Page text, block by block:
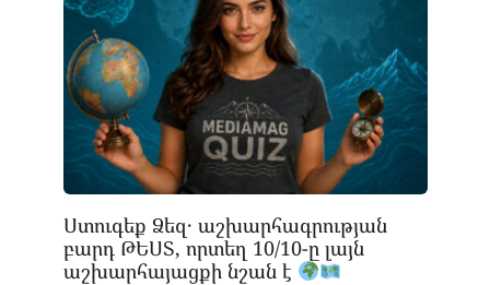
Ստուգեք Ձեզ․ աշխարհագրության
բարդ ԹԵՍՏ, որտեղ 10/10-ը լայն
աշխարհայացքի նշան է